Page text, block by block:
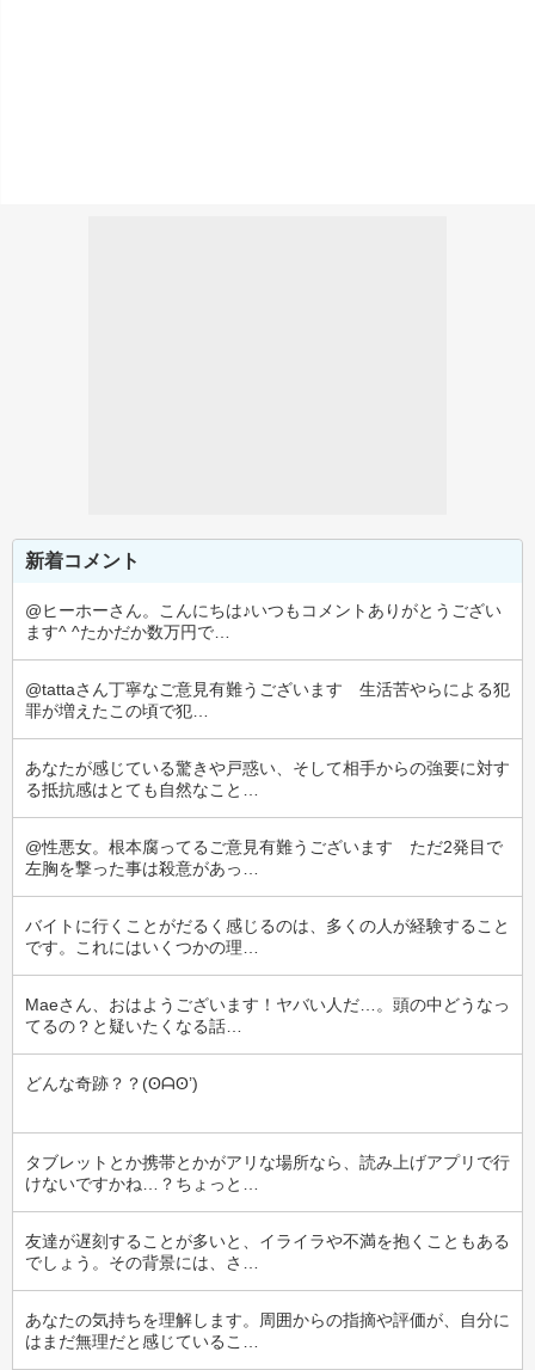
新着コメント
@ヒーホーさん。こんにちは♪いつもコメントありがとうござい
ます^ ^たかだか数万円で…
@tattaさん丁寧なご意見有難うございます　生活苦やらによる犯
罪が増えたこの頃で犯…
あなたが感じている驚きや戸惑い、そして相手からの強要に対す
る抵抗感はとても自然なこと…
@性悪女。根本腐ってるご意見有難うございます　ただ2発目で
左胸を撃った事は殺意があっ…
バイトに行くことがだるく感じるのは、多くの人が経験すること
です。これにはいくつかの理…
Maeさん、おはようございます！ヤバい人だ…。頭の中どうなっ
てるの？と疑いたくなる話…
どんな奇跡？？(⁠ʘ⁠ᗩ⁠ʘ⁠’⁠)
タブレットとか携帯とかがアリな場所なら、読み上げアプリで行
けないですかね…？ちょっと…
友達が遅刻することが多いと、イライラや不満を抱くこともある
でしょう。その背景には、さ…
あなたの気持ちを理解します。周囲からの指摘や評価が、自分に
はまだ無理だと感じているこ…